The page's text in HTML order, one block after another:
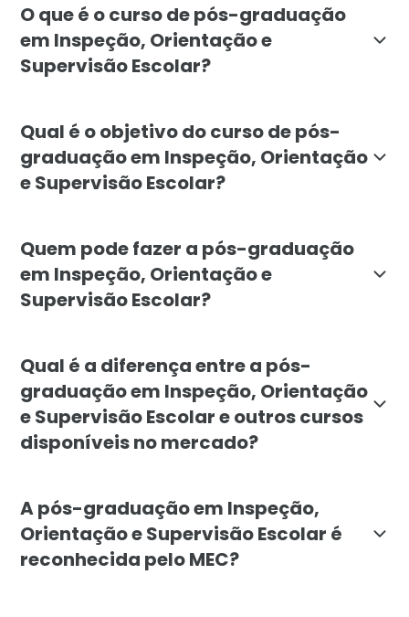
O que é o curso de pós-graduação
em Inspeção, Orientação e
Supervisão Escolar?
Qual é o objetivo do curso de pós-
graduação em Inspeção, Orientação
e Supervisão Escolar?
Quem pode fazer a pós-graduação
em Inspeção, Orientação e
Supervisão Escolar?
Qual é a diferença entre a pós-
graduação em Inspeção, Orientação
e Supervisão Escolar e outros cursos
disponíveis no mercado?
A pós-graduação em Inspeção,
Orientação e Supervisão Escolar é
reconhecida pelo MEC?